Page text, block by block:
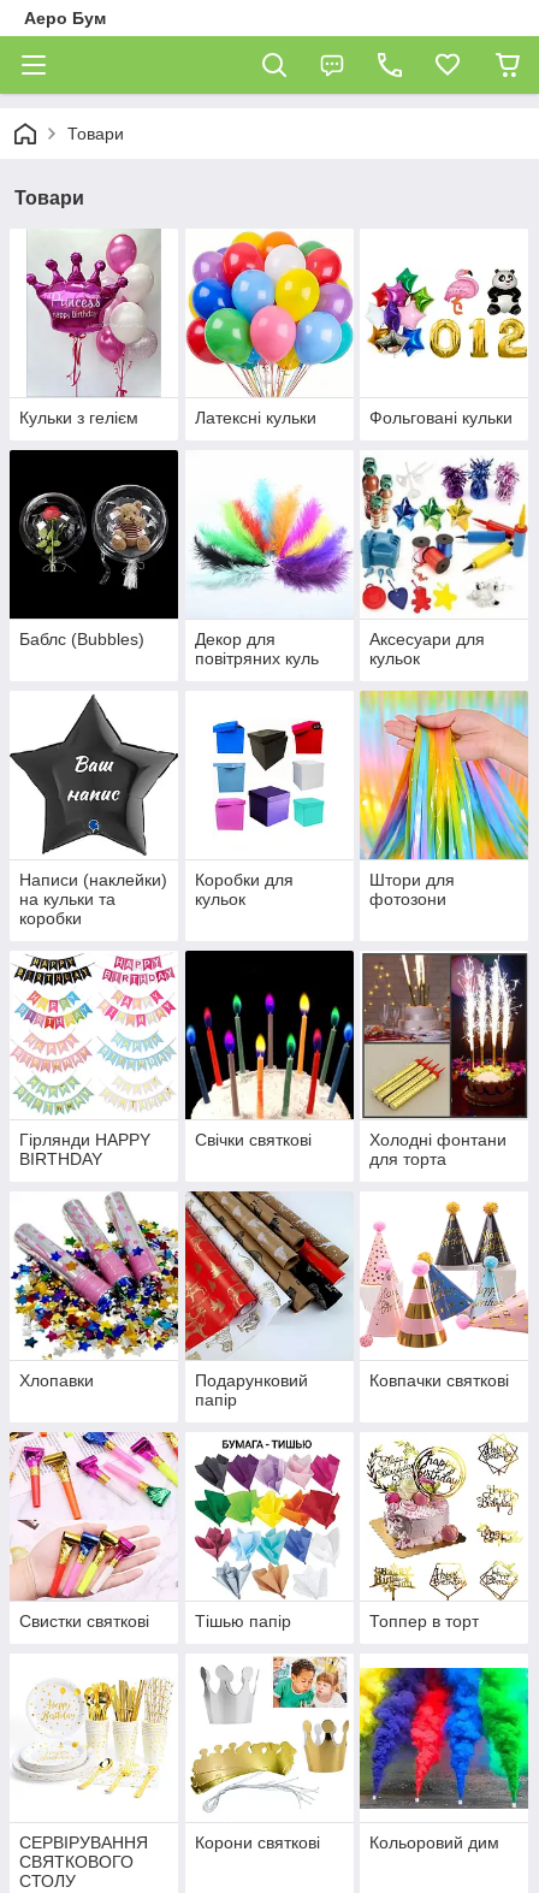
Аеро Бум
Товари
Товари
Кульки з гелієм Латексні кульки Фольговані кульки
Баблс (Bubbles)
Декор для
повітряних куль
Аксесуари для
кульок
Написи (наклейки)
на кульки та
коробки
Коробки для
кульок
Штори для
фотозони
Гірлянди HAPPY
BIRTHDAY
Свічки святкові
Холодні фонтани
для торта
Хлопавки
Подарунковий
папір
Ковпачки святкові
Свистки святкові Тішью папір Топпер в торт
СЕРВІРУВАННЯ
СВЯТКОВОГО
СТОЛУ
Корони святкові Кольоровий дим